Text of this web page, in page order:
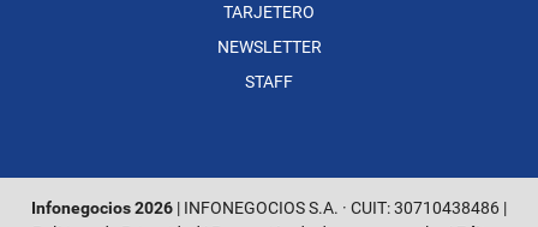
TARJETERO
NEWSLETTER
STAFF
Infonegocios 2026 | INFONEGOCIOS S.A. · CUIT: 30710438486 |